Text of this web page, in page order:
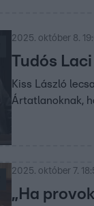
2025. október 8.
Tudós
Kiss László
Ártatlanoknak,
2025. október 7.
„Ha